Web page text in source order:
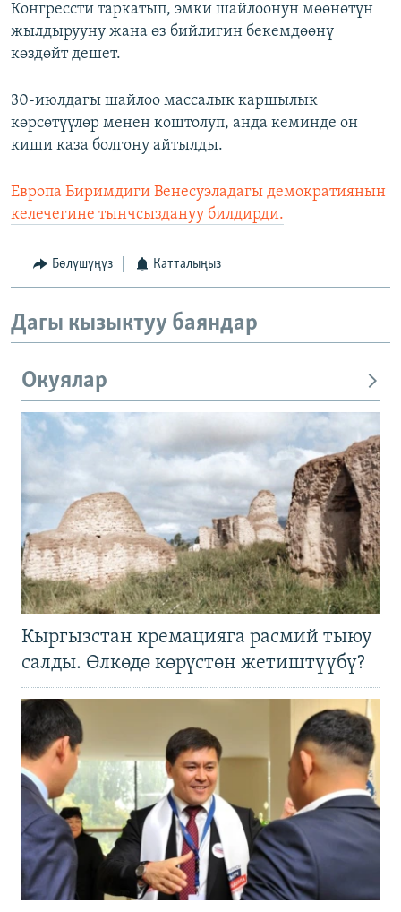
Конгрессти таркатып, эмки шайлоонун мөөнөтүн
жылдырууну жана өз бийлигин бекемдөөнү
көздөйт дешет.
30-июлдагы шайлоо массалык каршылык
көрсөтүүлөр менен коштолуп, анда кеминде он
киши каза болгону айтылды.
Европа Биримдиги Венесуэладагы демократиянын
келечегине тынчсыздануу билдирди.
Бөлүшүңүз Катталыңыз
Дагы кызыктуу баяндар
Окуялар
Кыргызстан кремацияга расмий тыюу
салды. Өлкөдө көрүстөн жетиштүүбү?